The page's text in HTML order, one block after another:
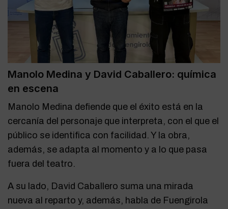
Manolo Medina y David Caballero: química
en escena
Manolo Medina defiende que el éxito está en la
cercanía del personaje que interpreta, con el que el
público se identifica con facilidad. Y la obra,
además, se adapta al momento y a lo que pasa
fuera del teatro.
A su lado, David Caballero suma una mirada
nueva al reparto y, además, habla de Fuengirola